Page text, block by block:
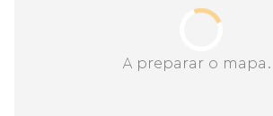
A preparar o mapa...